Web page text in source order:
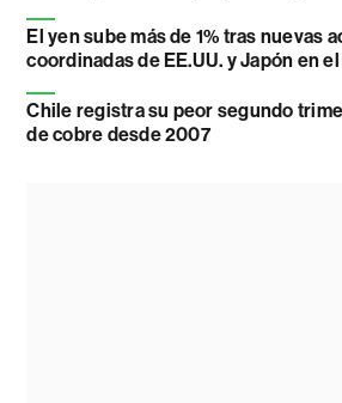
El yen sube más de 1% tras nuevas
coordinadas de EE.UU. y Japón en
Chile registra su peor segundo
de cobre desde 2007